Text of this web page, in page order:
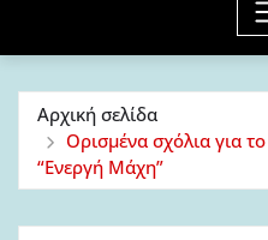
Αρχική σελίδα
Ορισμένα σχόλια για
“Ενεργή Μάχη”